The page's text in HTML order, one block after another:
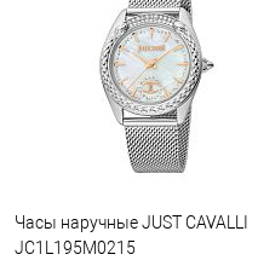
Часы наручные JUST CAVALLI
JC1L195M0215